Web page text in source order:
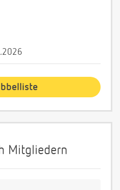
Mitgliedern